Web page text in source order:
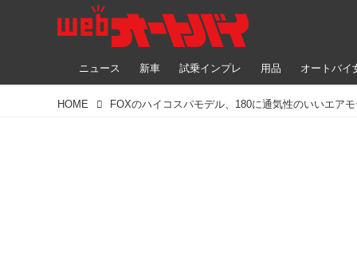
ニュース 新車 試乗インプレ 用品 オートバイ
HOME